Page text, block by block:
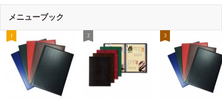
メニューブック